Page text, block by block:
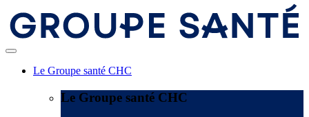
Le Groupe santé CHC
Le Groupe santé CHC